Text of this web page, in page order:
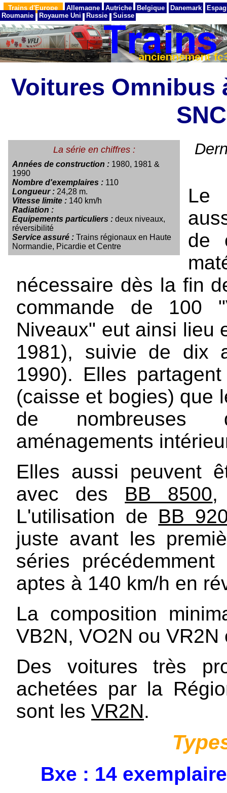
Trains d'Europe Allemagne Autriche Belgique Danemark
Roumanie
Royaume Uni Russie Suisse
Voitures Omnibus
La série en chiffres :
Années de construction : 1980, 1981 &
1990
Nombre d'exemplaires : 110
Longueur : 24,28 m.
Vitesse limite : 140 km/h
Radiation :
Equipements particuliers : deux niveaux,
réversibilité
Service assuré : Trains régionaux en Haute
Normandie, Picardie et Centre
Le
de
nécessaire dès la fin
commande de 100
Niveaux" eut ainsi lieu
1981), suivie de dix
1990). Elles
(caisse et bogies) que
de nombreuses
aménagements
Elles aussi peuvent
avec des BB 8500
L'utilisation de BB
juste avant les
séries
aptes à 140 km/h en
La composition
VB2N, VO2N ou
Des voitures très
achetées par la
sont les VR2N.
Bxe : 14